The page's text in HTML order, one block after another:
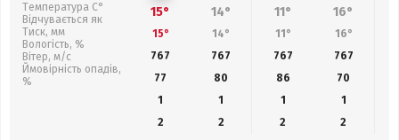
Температура С°
Відчувається як
Тиск, мм
Вологість, %
Вітер, м/с
Ймовірність опадів,
%
15° 14° 11° 16°
15° 14° 11° 16°
767
767 767 767
77
80 86 70
1
1 1
1
2
2 2 2